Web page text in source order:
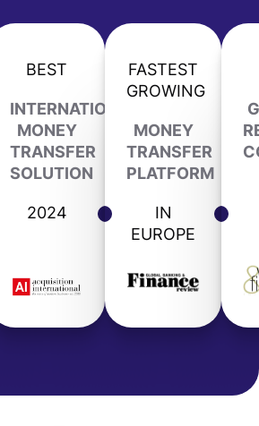
BEST
INTERNATIONAL
MONEY
TRANSFER
SOLUTION
2024
FASTEST
GROWING
MONEY
TRANSFER
PLATFORM
IN
EUROPE